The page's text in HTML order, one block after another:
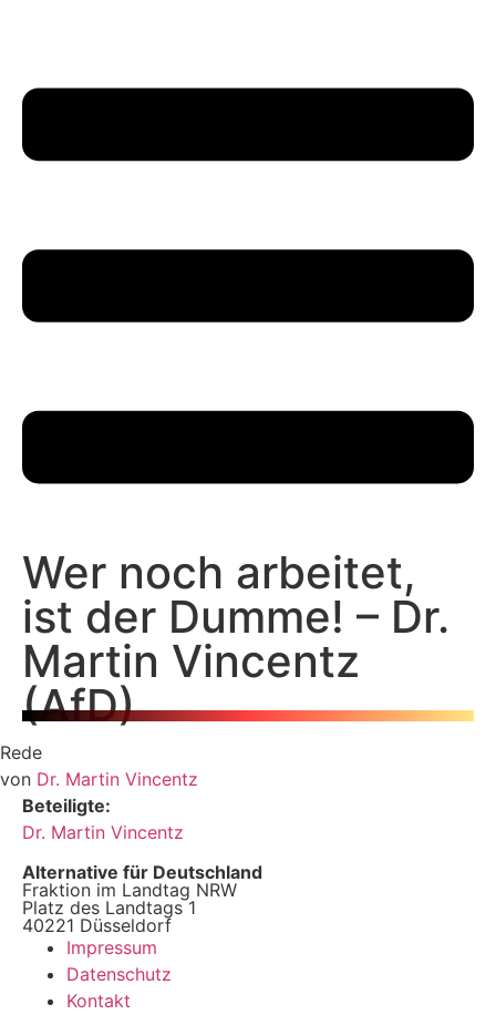
Wer noch arbeitet,
ist der Dumme! – Dr.
Martin Vincentz
(AfD)
Rede
von Dr. Martin Vincentz
Beteiligte:
Dr. Martin Vincentz
Alternative für Deutschland
Fraktion im Landtag NRW
Platz des Landtags 1
40221 Düsseldorf
Impressum
Datenschutz
Kontakt